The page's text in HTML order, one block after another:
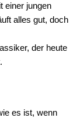
einer jungen
alles gut, doch
der heute
es ist, wenn